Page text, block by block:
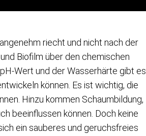
riecht und nicht nach der
Biofilm über den chemischen
Wert und der Wasserhärte gibt es
können. Es ist wichtig, die
Hinzu kommen Schaumbildung,
beeinflussen können. Doch keine
ein sauberes und geruchsfreies